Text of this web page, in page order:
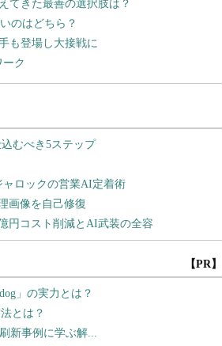
てきた最善の選択肢は？
のはどちら？
も登場し大接戦に
ク
【PR】
」の実力とは？
とは？
新事例に学ぶ解...